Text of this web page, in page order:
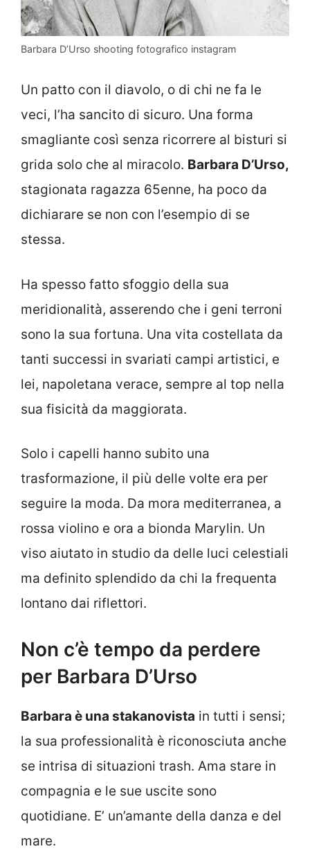
Barbara D’Urso shooting fotografico instagram
Un patto con il diavolo, o di chi ne fa le
veci, l’ha sancito di sicuro. Una forma
smagliante così senza ricorrere al bisturi si
grida solo che al miracolo. Barbara D’Urso,
stagionata ragazza 65enne, ha poco da
dichiarare se non con l’esempio di se
stessa.
Ha spesso fatto sfoggio della sua
meridionalità, asserendo che i geni terroni
sono la sua fortuna. Una vita costellata da
tanti successi in svariati campi artistici, e
lei, napoletana verace, sempre al top nella
sua fisicità da maggiorata.
Solo i capelli hanno subito una
trasformazione, il più delle volte era per
seguire la moda. Da mora mediterranea, a
rossa violino e ora a bionda Marylin. Un
viso aiutato in studio da delle luci celestiali
ma definito splendido da chi la frequenta
lontano dai riflettori.
Non c’è tempo da perdere
per Barbara D’Urso
Barbara è una stakanovista in tutti i sensi;
la sua professionalità è riconosciuta anche
se intrisa di situazioni trash. Ama stare in
compagnia e le sue uscite sono
quotidiane. E’ un’amante della danza e del
mare.